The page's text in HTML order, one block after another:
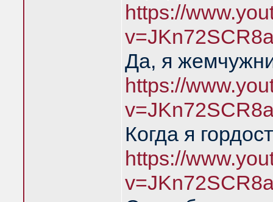
https://
Да, я
https://
Когда я
https://